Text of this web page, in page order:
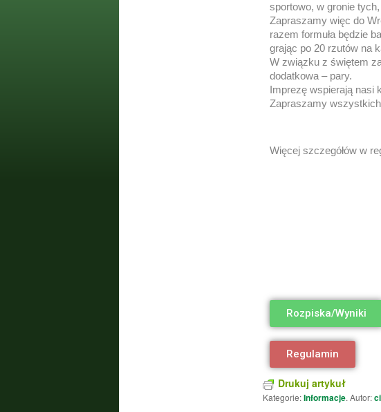
sportowo, w gronie
Zapraszamy więc do
razem formuła będzie
grając po 20 rzutów na
W związku z świętem
dodatkowa – pary.
Imprezę wspierają nasi
Zapraszamy
Więcej szczegółów w
Rozpiska/Wyniki
Regulamin
Drukuj artykuł
Kategorie:Informacje. Autor: